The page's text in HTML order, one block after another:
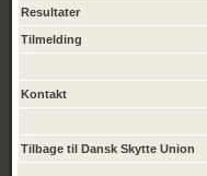
Resultater
Tilmelding
Kontakt
Tilbage til Dansk Skytte Union